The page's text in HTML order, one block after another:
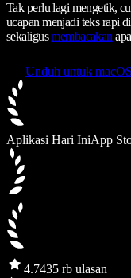
Tak perlu lagi mengetik,
ucapan menjadi teks rapi
sekaligusmembacakan
Unduh untuk macOS
Aplikasi Hari IniApp
4.7435 rb ulasan